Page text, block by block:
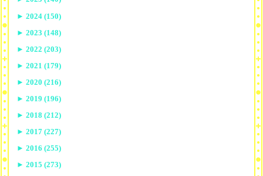
► 2024 (150)
► 2023 (148)
► 2022 (203)
► 2021 (179)
► 2020 (216)
► 2019 (196)
► 2018 (212)
► 2017 (227)
► 2016 (255)
► 2015 (273)